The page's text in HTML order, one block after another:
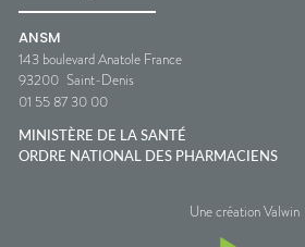
ANSM
143 boulevard Anatole France
93200 Saint-Denis
01 55 87 30 00
MINISTÈRE DE LA SANTÉ
ORDRE NATIONAL DES PHARMACIENS
Une création Valwin